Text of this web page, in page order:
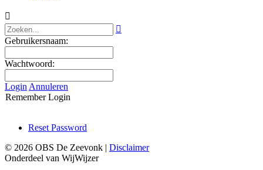


Gebruikersnaam:
Wachtwoord:
Login Annuleren
Remember Login
Reset Password
© 2026 OBS De Zeevonk | Disclaimer
Onderdeel van WijWijzer